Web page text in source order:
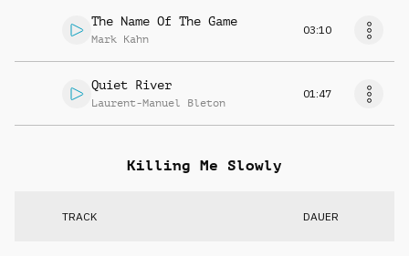
The Name Of The Game
Mark Kahn
03:10
Quiet River
Laurent-Manuel Bleton
01:47
Killing Me Slowly
TRACK DAUER